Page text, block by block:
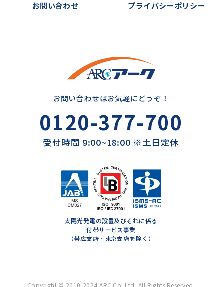
お問い合わせ プライバシーポリシー
お問い合わせはお気軽にどうぞ！
0120-377-700
受付時間 9:00~18:00 ※土日定休
太陽光発電の設置及びそれに係る
付帯サービス事業
（帯広支店・東京支店を除く）
Copyright © 2010-2024 ARC Co. Ltd. All Rights Reserved.